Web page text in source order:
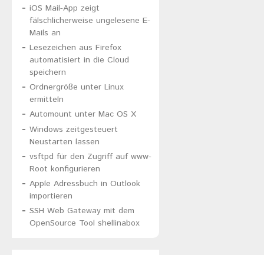
iOS Mail-App zeigt
fälschlicherweise ungelesene E-
Mails an
Lesezeichen aus Firefox
automatisiert in die Cloud
speichern
Ordnergröße unter Linux
ermitteln
Automount unter Mac OS X
Windows zeitgesteuert
Neustarten lassen
vsftpd für den Zugriff auf www-
Root konfigurieren
Apple Adressbuch in Outlook
importieren
SSH Web Gateway mit dem
OpenSource Tool shellinabox